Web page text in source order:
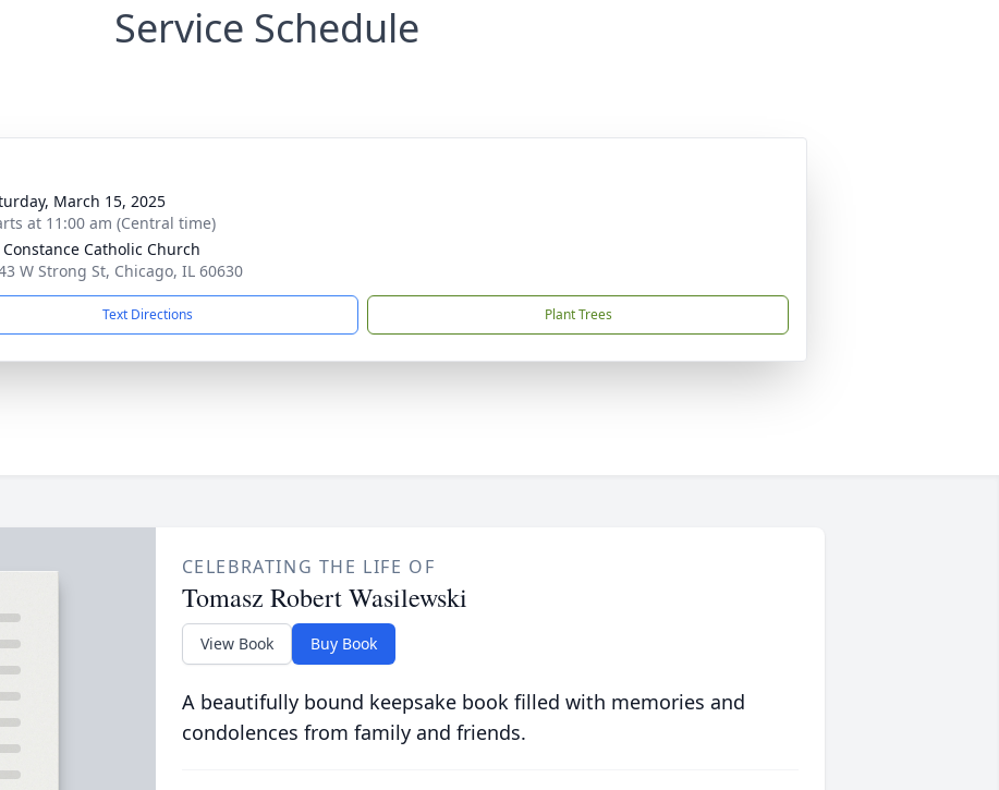
Service Schedule
March 15, 2025
at 11:00 am (Central time)
Constance Catholic Church
W Strong St, Chicago, IL 60630
Text Directions Plant Trees
CELEBRATING THE LIFE OF
Tomasz Robert Wasilewski
View Book Buy Book
A beautifully bound keepsake book filled with memories and
condolences from family and friends.